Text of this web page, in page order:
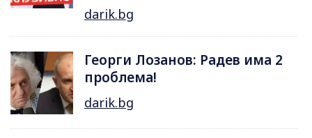
darik.bg
Георги Лозанов: Радев има 2
проблема!
darik.bg